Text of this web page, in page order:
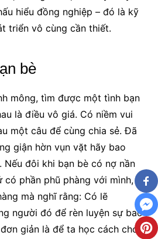
hiểu đồng nghiệp – đó là kỹ
triển vô cùng cần thiết.
bè
mông, tìm được một tình bạn
là điều vô giá. Có niềm vui
một câu để cùng chia sẻ. Đã
giận hờn vụn vặt hãy bao
Nếu đôi khi bạn bè có nợ nần
phần phũ phàng với mình,
mà nghĩ rằng: Có lẽ
người đó để rèn luyện sự bao
giản là để ta học cách cho